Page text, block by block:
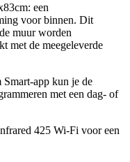
een
voor binnen. Dit
muur worden
met de meegeleverde
app kun je de
met een dag- of
425 Wi-Fi voor een